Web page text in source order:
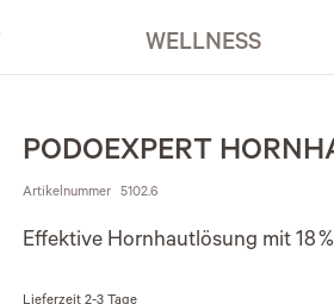
WELLNESS
PODOEXPERT
Artikelnummer 5102.6
Effektive Hornhautlösung mit 18